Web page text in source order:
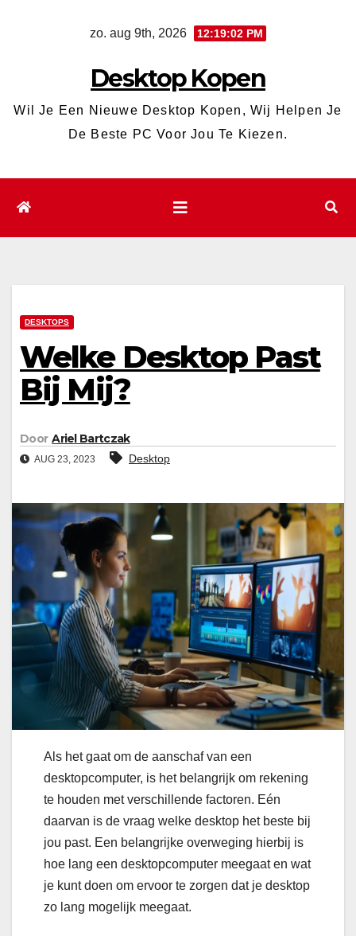
zo. aug 9th, 2026 12:19:03 PM
Desktop Kopen
Wil Je Een Nieuwe Desktop Kopen, Wij Helpen Je
De Beste PC Voor Jou Te Kiezen.
DESKTOPS
Welke Desktop Past
Bij Mij?
Door Ariel Bartczak
AUG 23, 2023 Desktop
Als het gaat om de aanschaf van een
desktopcomputer, is het belangrijk om rekening
te houden met verschillende factoren. Eén
daarvan is de vraag welke desktop het beste bij
jou past. Een belangrijke overweging hierbij is
hoe lang een desktopcomputer meegaat en wat
je kunt doen om ervoor te zorgen dat je desktop
zo lang mogelijk meegaat.